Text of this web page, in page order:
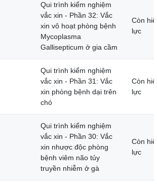
Qui trình kiểm nghiệm
vắc xin - Phần 32: Vắc
xin vô hoạt phòng bệnh
Mycoplasma
Gallisepticum ở gia cầm
Còn
lực
Qui trình kiểm nghiệm
vắc xin - Phần 31: Vắc
xin phòng bệnh dại trên
chó
Còn
lực
Qui trình kiểm nghiệm
vắc xin - Phần 30: Vắc
xin nhược độc phòng
bệnh viêm não tủy
truyền nhiễm ở gà
Còn
lực